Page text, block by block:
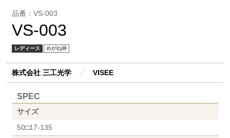
品番：VS-003
VS-003
レディース めがね枠
株式会社 三工光学 ／VISEE
SPEC
サイズ
50□17-135